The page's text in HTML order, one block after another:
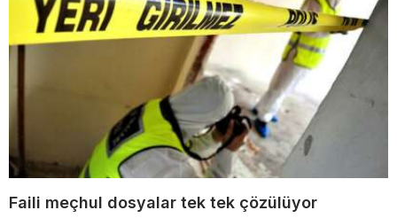
Faili meçhul dosyalar tek tek çözülüyor